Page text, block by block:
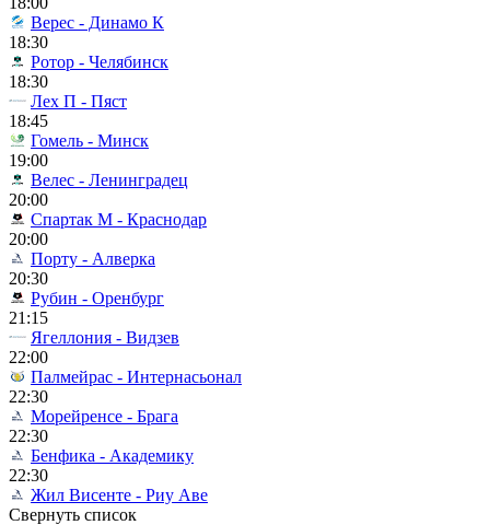
Верес - Динамо К
18:30
Ротор - Челябинск
18:30
Лех П - Пяст
18:45
Гомель - Минск
19:00
Велес - Ленинградец
20:00
Спартак М - Краснодар
20:00
Порту - Алверка
20:30
Рубин - Оренбург
21:15
Ягеллония - Видзев
22:00
Палмейрас - Интернасьонал
22:30
Морейренсе - Брага
22:30
Бенфика - Академику
22:30
Жил Висенте - Риу Аве
Свернуть список